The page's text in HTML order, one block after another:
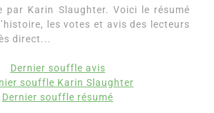
par Karin Slaughter. Voici le résumé
les votes et avis des lecteurs
direct...
Dernier souffle avis
souffle Karin Slaughter
Dernier souffle résumé